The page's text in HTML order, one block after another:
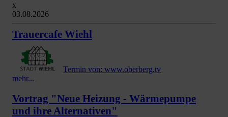
x
03.08.2026
Trauercafe Wiehl
Termin von: www.oberberg.tv
mehr...
Vortrag "Neue Heizung - Wärmepumpe
und ihre Alternativen"